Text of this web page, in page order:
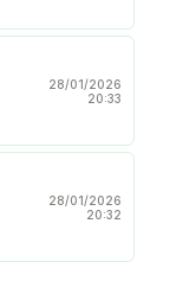
28/01/2026
20:33
28/01/2026
20:32